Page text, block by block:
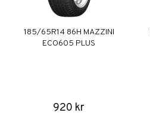
185/65R14 86H MAZZINI
ECO605 PLUS
920 kr